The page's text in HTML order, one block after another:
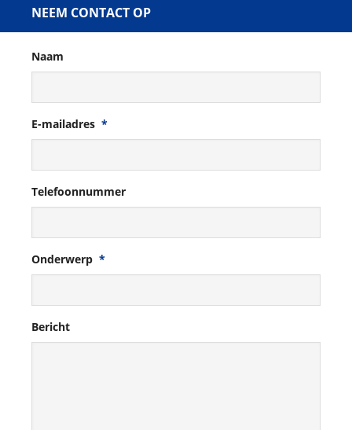
NEEM CONTACT OP
Naam
E-mailadres *
Telefoonnummer
Onderwerp *
Bericht